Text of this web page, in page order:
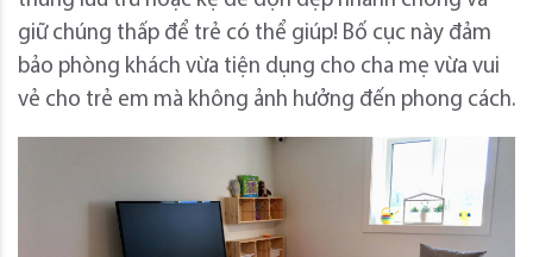
giữ chúng thấp để trẻ có thể giúp! Bố cục này đảm
bảo phòng khách vừa tiện dụng cho cha mẹ vừa vui
vẻ cho trẻ em mà không ảnh hưởng đến phong cách.